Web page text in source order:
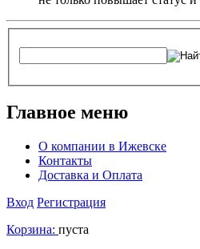
Главное меню
О компании в Ижевске
Контакты
Доставка и Оплата
Вход Регистрация
Корзина: пуста